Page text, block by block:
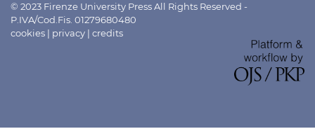
© 2023 Firenze University Press All Rights Reserved -
P.IVA/Cod.Fis. 01279680480
cookies | privacy | credits